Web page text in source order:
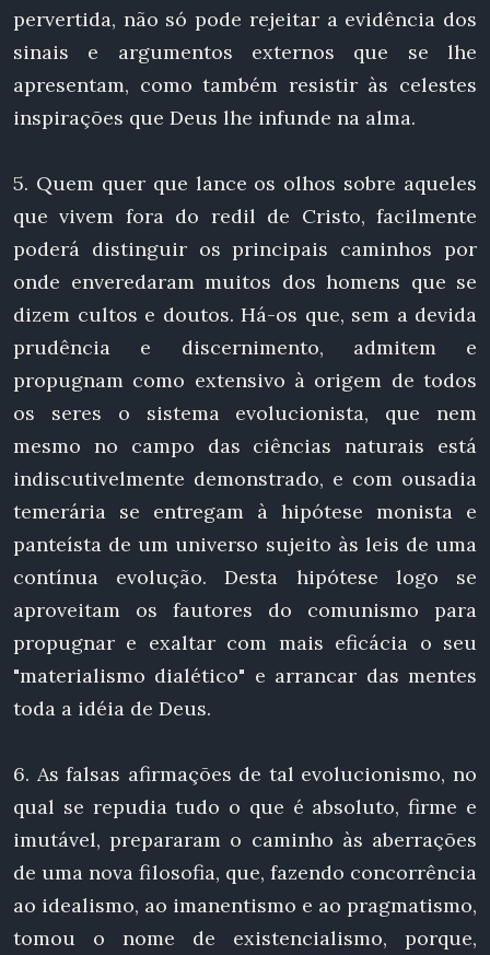
pervertida, não só pode rejeitar a evidência dos
sinais e argumentos externos que se lhe
apresentam, como também resistir às celestes
inspirações que Deus lhe infunde na alma.
5. Quem quer que lance os olhos sobre aqueles
que vivem fora do redil de Cristo, facilmente
poderá distinguir os principais caminhos por
onde enveredaram muitos dos homens que se
dizem cultos e doutos. Há-os que, sem a devida
prudência e discernimento, admitem e
propugnam como extensivo à origem de todos
os seres o sistema evolucionista, que nem
mesmo no campo das ciências naturais está
indiscutivelmente demonstrado, e com ousadia
temerária se entregam à hipótese monista e
panteísta de um universo sujeito às leis de uma
contínua evolução. Desta hipótese logo se
aproveitam os fautores do comunismo para
propugnar e exaltar com mais eficácia o seu
"materialismo dialético" e arrancar das mentes
toda a idéia de Deus.
6. As falsas afirmações de tal evolucionismo, no
qual se repudia tudo o que é absoluto, firme e
imutável, prepararam o caminho às aberrações
de uma nova filosofia, que, fazendo concorrência
ao idealismo, ao imanentismo e ao pragmatismo,
tomou o nome de existencialismo, porque,